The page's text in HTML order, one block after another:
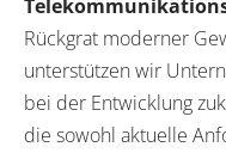
Rückgrat moderner
unterstützen wir
bei der Entwicklung
die sowohl aktuelle